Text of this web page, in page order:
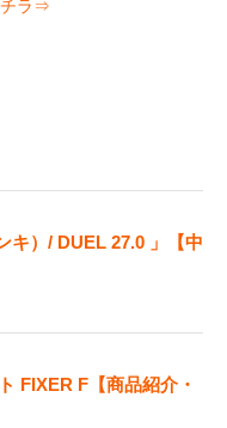
チラ⇒
キ）/ DUEL 27.0 」【中
FIXER F【商品紹介・